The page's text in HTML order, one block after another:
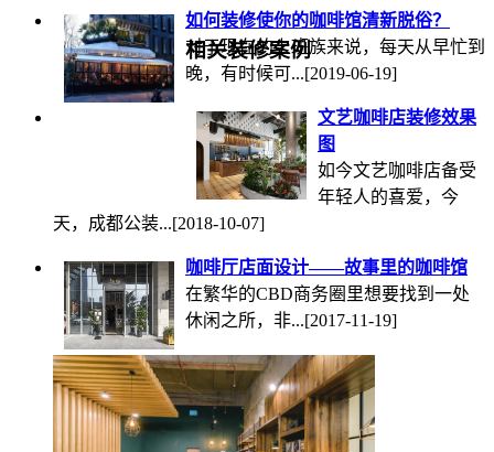
如何装修使你的咖啡馆清新脱俗？
对于现在的上班族来说，每天从早忙到
晚，有时候可...[2019-06-19]
文艺咖啡店装修效果
图
如今文艺咖啡店备受
年轻人的喜爱，今
天，成都公装...[2018-10-07]
咖啡厅店面设计——故事里的咖啡馆
在繁华的CBD商务圈里想要找到一处
休闲之所，非...[2017-11-19]
相关装修案例